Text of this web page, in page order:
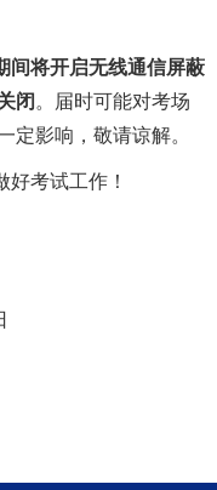
间将开启无线通信屏蔽
闭 。届时可能对考场
定影响，敬请谅解。
考试工作！